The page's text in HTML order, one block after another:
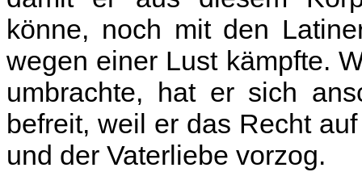
könne, noch mit den
wegen einer Lust kämpfte.
umbrachte, hat er sich
befreit, weil er das Recht
und der Vaterliebe vorzog.